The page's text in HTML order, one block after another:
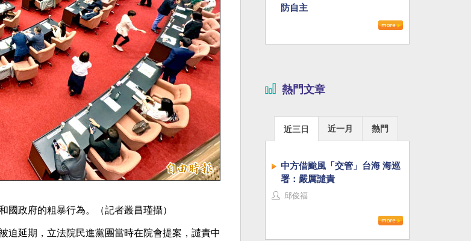
政府的粗暴行為。（記者叢昌瑾攝）
迫延期，立法院民進黨團當時在院會提案，譴責中
防自主
熱門文章
近三日 近一月 熱門
中方借颱風「交管」台海 海巡
署：嚴厲譴責
邱俊福